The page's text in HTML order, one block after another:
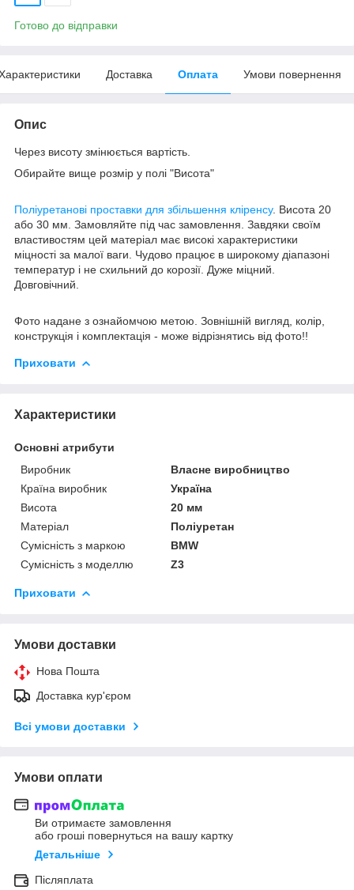
Готово до відправки
Доставка Оплата Умови повернення
Опис
Через висоту змінюється вартість.
Обирайте вище розмір у полі "Висота"
Поліуретанові проставки для збільшення кліренсу. Висота 20
або 30 мм. Замовляйте під час замовлення. Завдяки своїм
властивостям цей матеріал має високі характеристики
міцності за малої ваги. Чудово працює в широкому діапазоні
температур і не схильний до корозії. Дуже міцний.
Довговічний.
Фото надане з ознайомчою метою. Зовнішній вигляд, колір,
конструкція і комплектація - може відрізнятись від фото!!
Приховати
Характеристики
Основні атрибути
Виробник
Власне виробництво
Країна виробник
Україна
Висота
20 мм
Матеріал
Поліуретан
Сумісність з маркою
BMW
Сумісність з моделлю
Z3
Приховати
Умови доставки
Нова Пошта
Доставка кур'єром
Всі умови доставки
Умови оплати
Ви отримаєте замовлення
або гроші повернуться на вашу картку
Детальніше
Післяплата